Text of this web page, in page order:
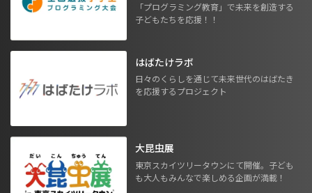
「プログラミング教育」で未来を創造する
子どもたちを応援！！
はばたけラボ
日々のくらしを通じて未来世代のはばたき
を応援するプロジェクト
大昆虫展
東京スカイツリータウンにて開催。子ども
も大人もみんなで楽しめる企画が満載！